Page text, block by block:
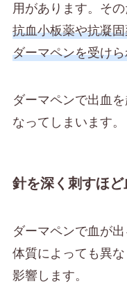
用があります。その
抗血小板薬や抗凝
ダーマペンを受け
ダーマペンで出血
なってしまいます。
針を深く刺すほ
ダーマペンで血が
体質によっても異
影響します。